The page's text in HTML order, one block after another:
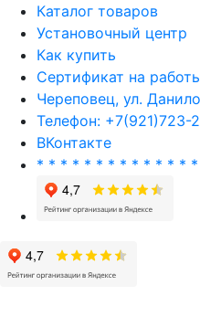
Каталог товаров
Установочный центр
Как купить
Сертификат на
Череповец, ул.
Телефон: +7(921)723-
ВКонтакте
* * * * * * * * * * * * *